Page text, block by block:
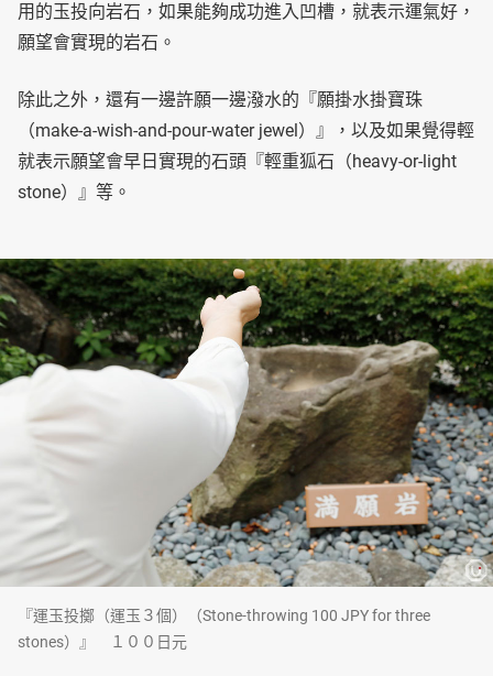
用的玉投向岩石，如果能夠成功進入凹槽，就表示運氣好，
願望會實現的岩石。
除此之外，還有一邊許願一邊潑水的『願掛水掛寶珠
（make-a-wish-and-pour-water jewel）』，以及如果覺得輕
就表示願望會早日實現的石頭『輕重狐石（heavy-or-light
stone）』等。
『運玉投擲（運玉３個）（Stone-throwing 100 JPY for three
stones）』 １００日元